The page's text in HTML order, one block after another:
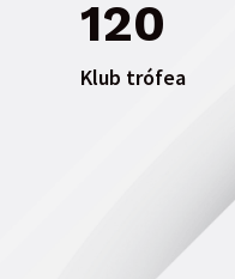
120
Klub trófea